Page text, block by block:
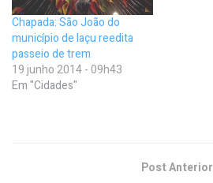
Chapada: São João do
município de Iaçu reedita
passeio de trem
19 junho 2014 - 09h43
Em "Cidades"
Post Anterior